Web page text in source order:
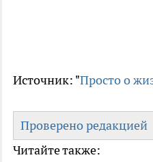
Источник: "Просто о
Проверено редакцией
Читайте также: